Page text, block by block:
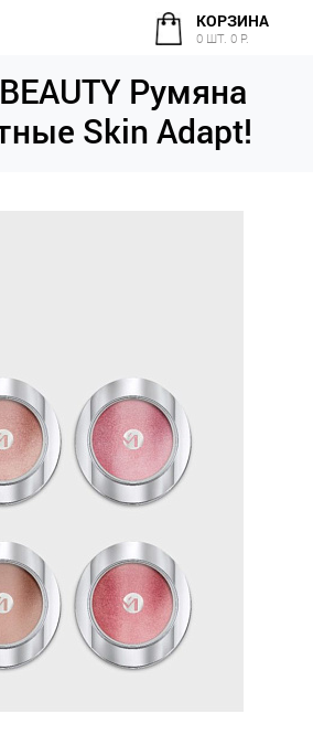
КОРЗИНА
0 ШТ. 0 Р.
Румяна
Skin Adapt!